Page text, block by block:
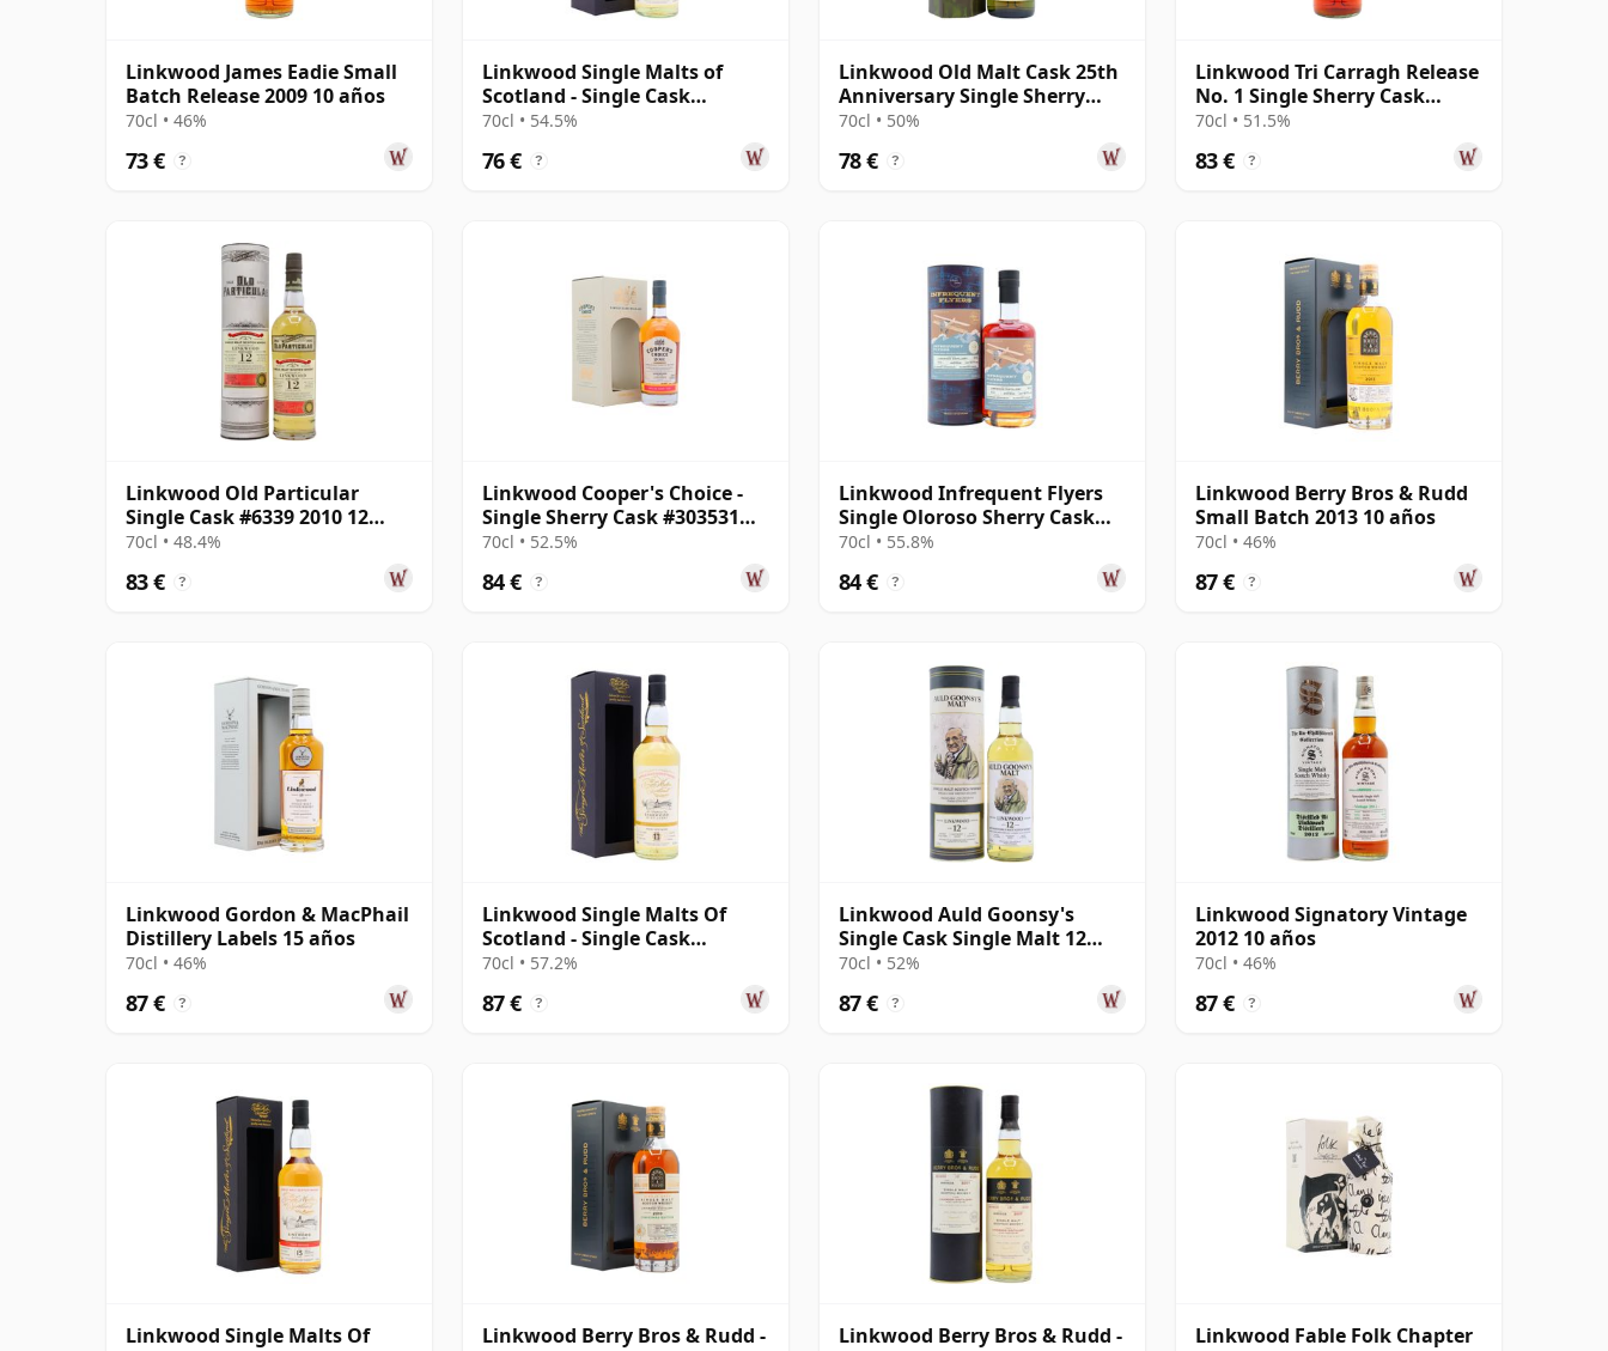
Linkwood James Eadie Small
Batch Release 2009 10 años
70cl • 46%
73 € ?
Linkwood Single Malts of
Scotland - Single Cask
#804457 2007 12 años
70cl • 54.5%
76 € ?
Linkwood Old Malt Cask 25th
Anniversary Single Sherry
Cask 2010 13 años
70cl • 50%
78 € ?
Linkwood Tri Carragh Release
No. 1 Single Sherry Cask
Scotch 2010 12 años
70cl • 51.5%
83 € ?
Linkwood Old Particular
Single Cask #6339 2010 12
años
70cl • 48.4%
83 € ?
Linkwood Cooper's Choice -
Single Sherry Cask #303531
2011 10 años
70cl • 52.5%
84 € ?
Linkwood Infrequent Flyers
Single Oloroso Sherry Cask
#7117 2012 13 años
70cl • 55.8%
84 € ?
Linkwood Berry Bros & Rudd
Small Batch 2013 10 años
70cl • 46%
87 € ?
Linkwood Gordon & MacPhail
Distillery Labels 15 años
70cl • 46%
87 € ?
Linkwood Single Malts Of
Scotland - Single Cask
#315755 2009 11 años
70cl • 57.2%
87 € ?
Linkwood Auld Goonsy's
Single Cask Single Malt 12
años
70cl • 52%
87 € ?
Linkwood Signatory Vintage
2012 10 años
70cl • 46%
87 € ?
Linkwood Single Malts Of
Linkwood Berry Bros & Rudd -
Linkwood Berry Bros & Rudd -
Linkwood Fable Folk Chapter